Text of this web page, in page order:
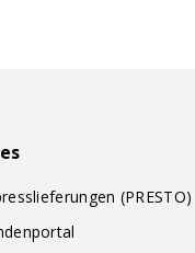
(PRESTO)